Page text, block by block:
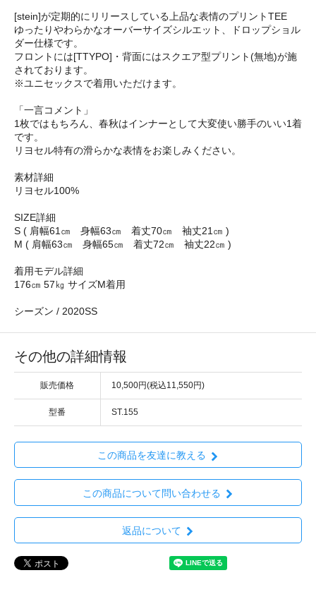
[stein]が定期的にリリースしている上品な表情のプリントTEE
ゆったりやわらかなオーバーサイズシルエット、ドロップショル
ダー仕様です。
フロントには[TTYPO]・背面にはスクエア型プリント(無地)が施
されております。
※ユニセックスで着用いただけます。
「一言コメント」
1枚ではもちろん、春秋はインナーとして大変使い勝手のいい1着
です。
リヨセル特有の滑らかな表情をお楽しみください。
素材詳細
リヨセル100%
SIZE詳細
S ( 肩幅61㎝ 身幅63㎝ 着丈70㎝ 袖丈21㎝ )
M ( 肩幅63㎝ 身幅65㎝ 着丈72㎝ 袖丈22㎝ )
着用モデル詳細
176㎝ 57㎏ サイズM着用
シーズン / 2020SS
その他の詳細情報
販売価格 10,500円(税込11,550円)
型番 ST.155
この商品を友達に教える
この商品について問い合わせる
返品について